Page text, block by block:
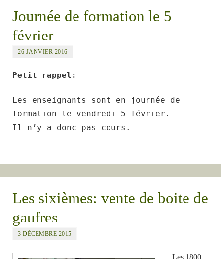
Journée de formation le 5
février
26 JANVIER 2016
Petit rappel:
Les enseignants sont en journée de
formation le vendredi 5 février.
Il n’y a donc pas cours.
Les sixièmes: vente de boite de
gaufres
3 DÉCEMBRE 2015
Les 1800